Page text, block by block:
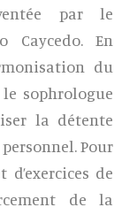
par le
Caycedo. En
du
sophrologue
la détente
Pour
de
de la